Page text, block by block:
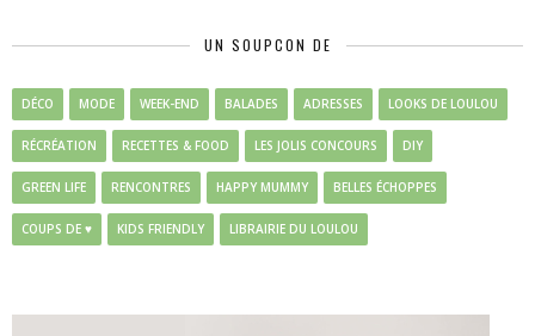
UN SOUPCON DE
DÉCO MODE WEEK-END BALADES ADRESSES LOOKS DE LOULOU
RÉCRÉATION RECETTES & FOOD LES JOLIS CONCOURS DIY
GREEN LIFE RENCONTRES HAPPY MUMMY BELLES ÉCHOPPES
COUPS DE ♥ KIDS FRIENDLY LIBRAIRIE DU LOULOU